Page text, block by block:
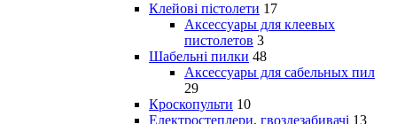
Клейові пістолети 17
Аксессуары для клеевых
пистолетов 3
Шабельні пилки 48
Аксессуары для сабельных пил
29
Кроскопульти 10
Електростеплери, гвоздезабивачі 13